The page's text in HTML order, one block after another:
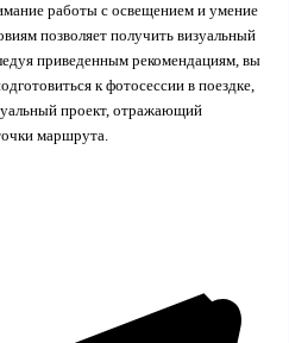
работы с освещением и умение
позволяет получить визуальный
приведенным рекомендациям, вы
к фотосессии в поездке,
проект, отражающий
маршрута.